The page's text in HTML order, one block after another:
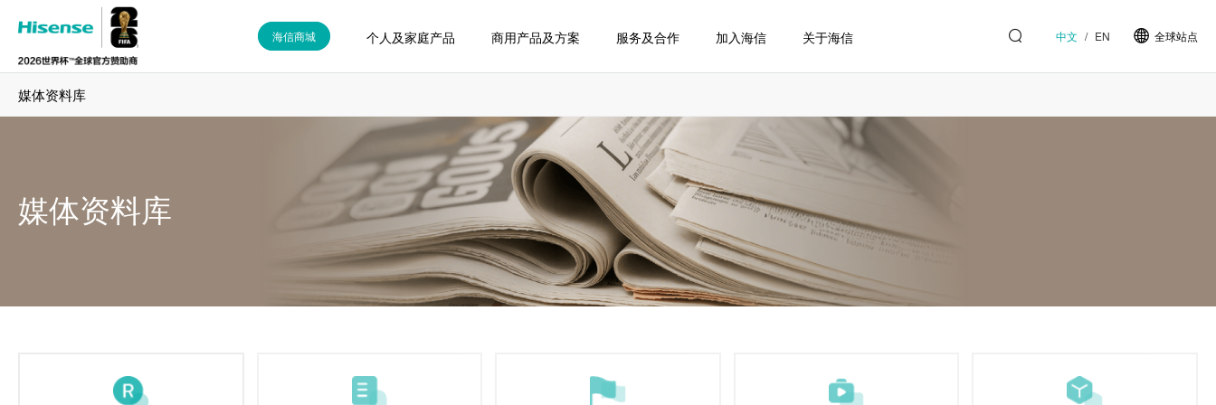
海信商城 个人及家庭产品 商用产品及方案 服务及合作 加入海信 关于海信 中文 / EN 全球站点
媒体资料库
媒体资料库